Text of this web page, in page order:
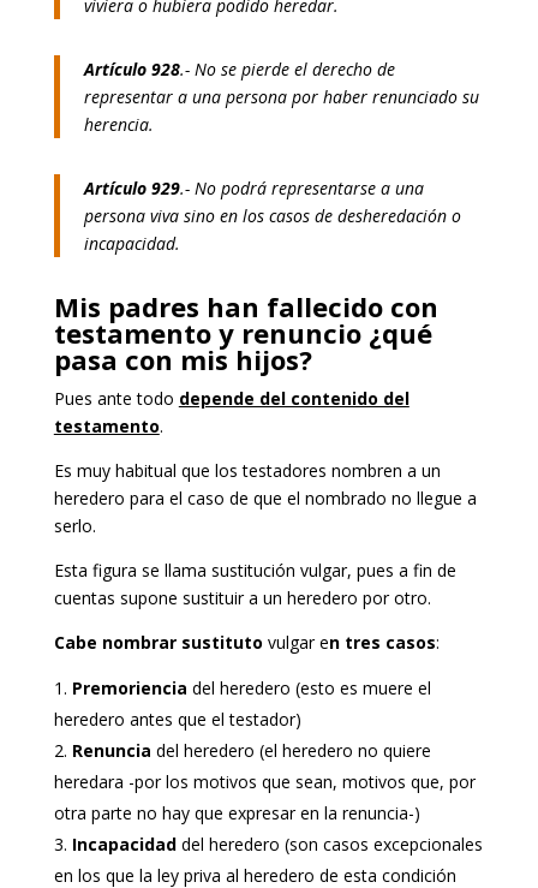
viviera o hubiera podido heredar.
Artículo 928.- No se pierde el derecho de
representar a una persona por haber renunciado su
herencia.
Artículo 929.- No podrá representarse a una
persona viva sino en los casos de desheredación o
incapacidad.
Mis padres han fallecido con
testamento y renuncio ¿qué
pasa con mis hijos?
Pues ante todo depende del contenido del
testamento.
Es muy habitual que los testadores nombren a un
heredero para el caso de que el nombrado no llegue a
serlo.
Esta figura se llama sustitución vulgar, pues a fin de
cuentas supone sustituir a un heredero por otro.
Cabe nombrar sustituto vulgar en tres casos:
Premoriencia del heredero (esto es muere el
heredero antes que el testador)
Renuncia del heredero (el heredero no quiere
heredara -por los motivos que sean, motivos que, por
otra parte no hay que expresar en la renuncia-)
Incapacidaddel heredero (son casos excepcionales
en los que la ley priva al heredero de esta condición